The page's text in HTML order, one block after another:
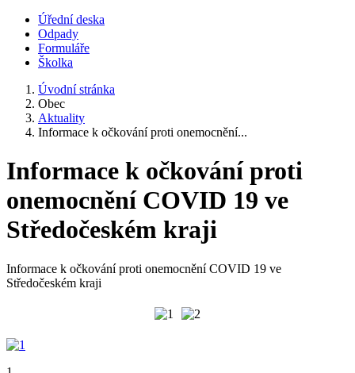
Úřední deska
Odpady
Formuláře
Školka
Úvodní stránka
Obec
Aktuality
Informace k očkování proti onemocnění...
Informace k očkování proti
onemocnění COVID 19 ve
Středočeském kraji
Informace k očkování proti onemocnění COVID 19 ve
Středočeském kraji